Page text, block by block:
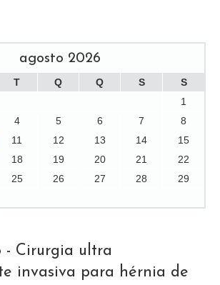
agosto 2026
T Q Q S
S
1
4 5 6 7
8
11 12 13 14
15
18 19 20 21
22
25 26 27 28
29
- Cirurgia ultra
invasiva para hérnia de